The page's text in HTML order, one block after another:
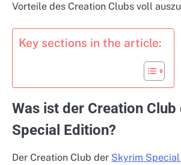
Vorteile des Creation Clubs voll
Key sections in the article:
Was ist der Creation
Special Edition?
Der Creation Club der Skyrim